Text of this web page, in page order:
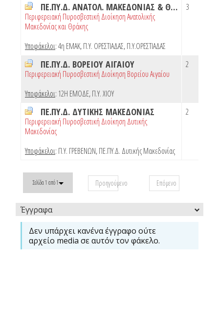
ΠΕ.ΠΥ.Δ. ΑΝΑΤΟΛ. ΜΑΚΕΔΟΝΙΑΣ & ΘΡΑΚΗΣ
Περιφερειακή Πυροσβεστική Διοίκηση Ανατολικής
Μακεδονίας και Θράκης
Υποφάκελοι:4η ΕΜΑΚ,Π.Υ. ΟΡΕΣΤΙΑΔΑΣ,Π.Υ.ΟΡΕΣΤΙΑΔΑΣ
3
ΠΕ.ΠΥ.Δ. ΒΟΡΕΙΟΥ ΑΙΓΑΙΟΥ
Περιφερειακή Πυροσβεστική Διοίκηση Βορείου Αιγαίου
Υποφάκελοι: 12Η ΕΜΟΔΕ,Π.Υ. ΧΙΟΥ
2
ΠΕ.ΠΥ.Δ. ΔΥΤΙΚΗΣ ΜΑΚΕΔΟΝΙΑΣ
Περιφερειακή Πυροσβεστική Διοίκηση Δυτικής
Μακεδονίας
Υποφάκελοι: Π.Υ. ΓΡΕΒΕΝΩΝ,ΠΕ.ΠΥ.Δ. Δυτικής Μακεδονίας
2
Σελίδα 1 από 1 Προηγούμενο Επόμενο
Έγγραφα
Δεν υπάρχει κανένα έγγραφο ούτε
αρχείο media σε αυτόν τον φάκελο.